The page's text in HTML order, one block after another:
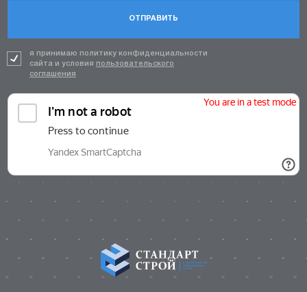
ОТПРАВИТЬ
я принимаю политику конфиденциальности
сайта и условия пользовательского
соглашения